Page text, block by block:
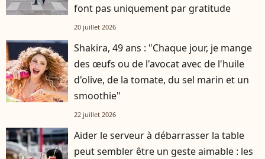
font pas uniquement par gratitude
20 juillet 2026
Shakira, 49 ans : "Chaque jour, je mange
des œufs ou de l'avocat avec de l'huile
d'olive, de la tomate, du sel marin et un
smoothie"
22 juillet 2026
Aider le serveur à débarrasser la table
peut sembler être un geste aimable : les